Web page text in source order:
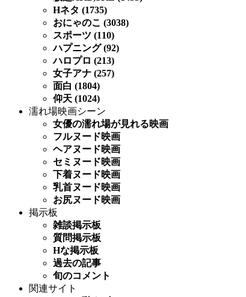
Hネタ (1735)
おにゃのこ (3038)
スポーツ (110)
ハプニング (92)
ハロプロ (213)
女子アナ (257)
面白 (1804)
仰天 (1024)
濡れ場映画シーン
女優の濡れ場が見れる映画
フルヌード映画
ヘアヌード映画
セミヌード映画
下着ヌード映画
乳首ヌード映画
お尻ヌード映画
掲示板
雑談掲示板
質問掲示板
Hな掲示板
過去の記事
旬のコメント
関連サイト